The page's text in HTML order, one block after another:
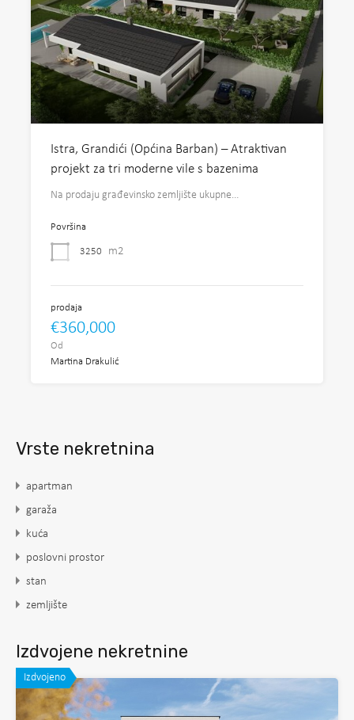
Istra, Grandići (Općina Barban) – Atraktivan
projekt za tri moderne vile s bazenima
Na prodaju građevinsko zemljište ukupne…
Površina
3250 m2
prodaja
€360,000
Od
Martina Drakulić
Vrste nekretnina
apartman
garaža
kuća
poslovni prostor
stan
zemljište
Izdvojene nekretnine
Izdvojeno